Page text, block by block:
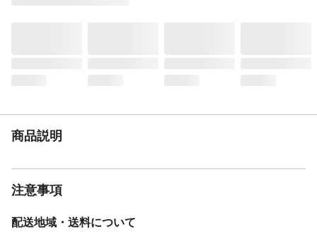
商品説明
注意事項
配送地域・送料について